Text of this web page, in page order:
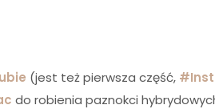
(jest też pierwsza część,
do robienia paznokci